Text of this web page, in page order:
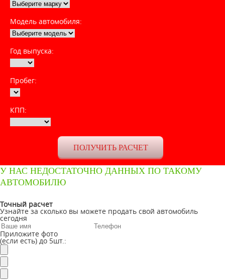
Модель автомобиля:
Год выпуска:
Пробег:
КПП:
У НАС НЕДОСТАТОЧНО ДАННЫХ ПО ТАКОМУ
АВТОМОБИЛЮ
Точный расчет
Узнайте за сколько вы можете продать свой автомобиль
сегодня
Приложите фото
(если есть) до 5шт.: